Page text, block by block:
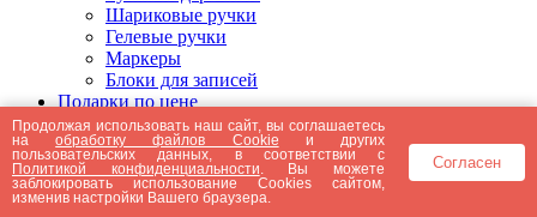
Шариковые ручки
Гелевые ручки
Маркеры
Блоки для записей
Подарки по цене
Подарки от 5000 рублей
Подарки до 5000 рублей
Подарки до 3000 рублей
Подарки до 2000 рублей
Подарки до 1000 рублей
Продолжая использовать наш сайт, вы соглашаетесь
наобработку файлов Cookie и других
пользовательских данных, в соответствии с
Политикой конфиденциальности . Вы можете
заблокировать использование Cookies сайтом,
изменив настройки Вашего браузера.
Согласен